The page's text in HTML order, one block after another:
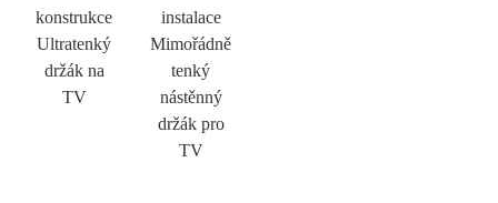
konstrukce
Ultratenký
držák na
TV
instalace
Mimořádně
tenký
nástěnný
držák pro
TV